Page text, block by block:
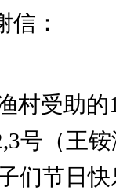
：
受助的
号（王
们节日